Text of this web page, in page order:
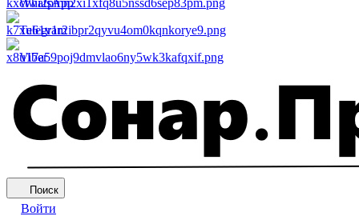
WhatsApp
Telegram
Viber
Поиск
Войти